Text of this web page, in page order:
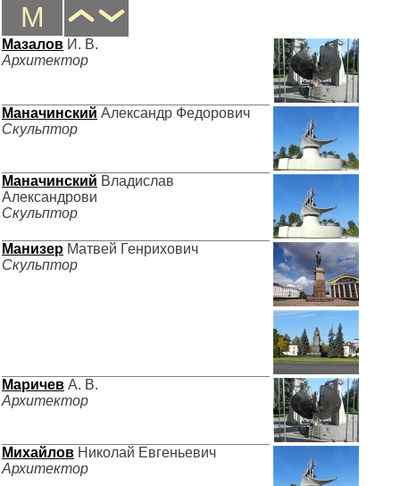
М
Мазалов И. В.
Архитектор
Маначинский Александр Федорович
Скульптор
Маначинский Владислав
Александрови
Скульптор
Манизер Матвей Генрихович
Скульптор
Маричев А. В.
Архитектор
Михайлов Николай Евгеньевич
Архитектор